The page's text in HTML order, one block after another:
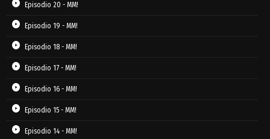
Episodio 20 - MM!
Episodio 19 - MM!
Episodio 18 - MM!
Episodio 17 - MM!
Episodio 16 - MM!
Episodio 15 - MM!
Episodio 14 - MM!